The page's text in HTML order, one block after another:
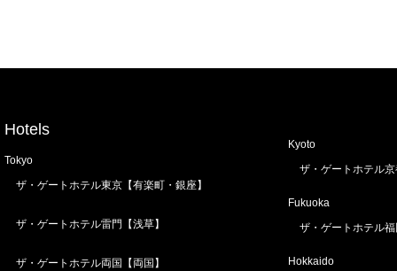
Hotels
Tokyo
ザ・ゲートホテル東京【有楽町・銀座】
ザ・ゲートホテル雷門【浅草】
ザ・ゲートホテル両国【両国】
Kyoto
ザ・ゲートホテル
Fukuoka
ザ・ゲートホテル
Hokkaido